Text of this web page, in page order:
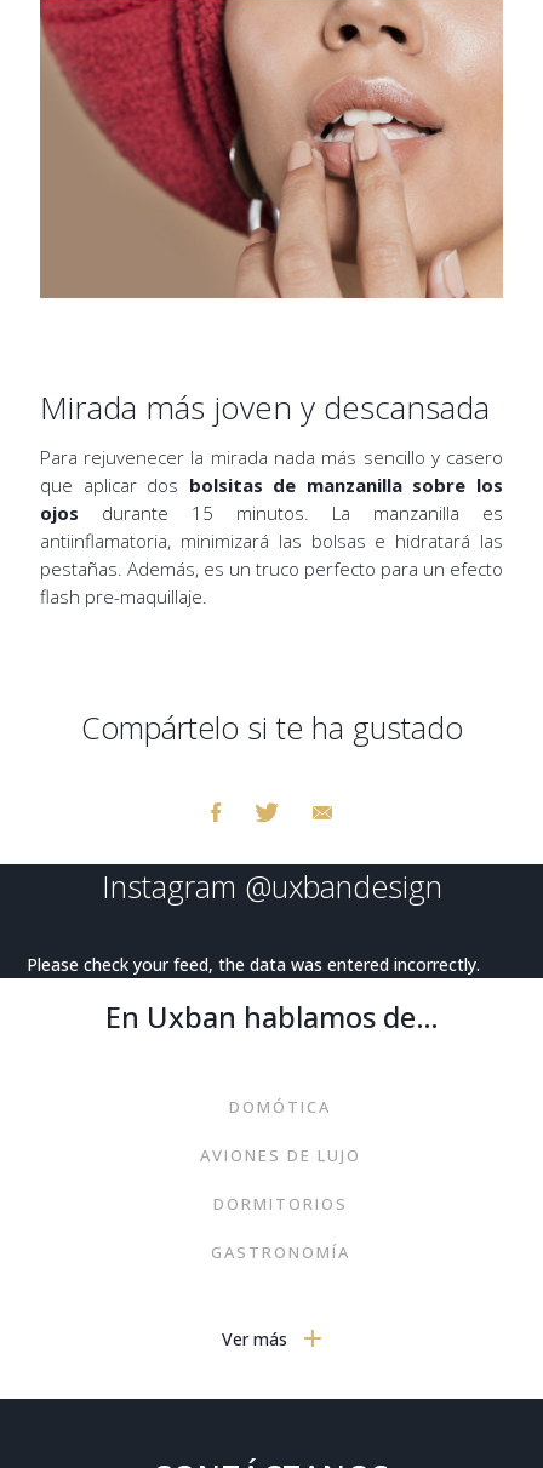
Mirada más joven y descansada
Para rejuvenecer la mirada nada más sencillo y casero
que aplicar dos bolsitas de manzanilla sobre los
ojos durante 15 minutos. La manzanilla es
antiinflamatoria, minimizará las bolsas e hidratará las
pestañas. Además, es un truco perfecto para un efecto
flash pre-maquillaje.
Compártelo si te ha gustado
Instagram @uxbandesign
Please check your feed, the data was entered incorrectly.
En Uxban hablamos de…
DOMÓTICA
AVIONES DE LUJO
DORMITORIOS
GASTRONOMÍA
TECNOLOGÍA
VIAJES
Ver más